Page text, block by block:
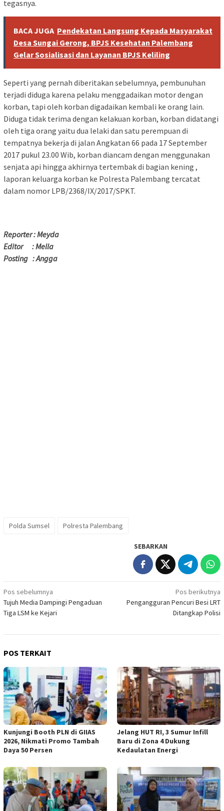
tegasnya.
BACA JUGA Pendekatan Langsung Kepada Masyarakat
Desa Sungai Gerong, BPJS Kesehatan Palembang
Gelar Sosialisasi dan Layanan BPJS Keliling
Seperti yang pernah diberitakan sebelumnya, pembunuhan
terjadi diduga karena pelaku menggadaikan motor dengan
korban, tapi oleh korban digadaikan kembali ke orang lain.
Diduga tidak terima dengan kelakuan korban, korban didatangi
oleh tiga orang yaitu dua lelaki dan satu perempuan di
tempatnya bekerja di jalan Angkatan 66 pada 17 September
2017 pukul 23.00 Wib, korban diancam dengan menggunakan
senjata api hingga akhirnya tertembak di bagian kening ,
laporan keluarga korban ke Polresta Palembang tercatat
dalam nomor LPB/2368/IX/2017/SPKT.
Reporter : Meyda
Editor : Mella
Posting : Angga
Polda Sumsel Polresta Palembang
SEBARKAN
Navigasi
pos
Pos sebelumnya
Tujuh Media Dampingi Pengaduan
Tiga LSM ke Kejari
Pos berikutnya
Pengangguran Pencuri Besi LRT
Ditangkap Polisi
POS TERKAIT
Kunjungi Booth PLN di GIIAS
2026, Nikmati Promo Tambah
Daya 50 Persen
Jelang HUT RI, 3 Sumur Infill
Baru di Zona 4 Dukung
Kedaulatan Energi